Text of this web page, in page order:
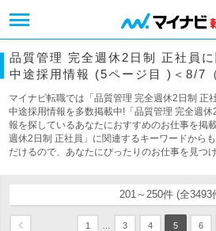
品質管理 完全週休2日制 正社員に
中途採用情報 (5ページ目 )＜8/7
マイナビ転職では「品質管理 完全週休2日制 正
中途採用情報を多数掲載中!「品質管理 完全週
報を探しているあなたにおすすめのお仕事を掲
週休2日制 正社員」に関連するキーワードから
だけるので、あなたにぴったりのお仕事を見つ
201～250件 (全3493
1 3 4 5 6